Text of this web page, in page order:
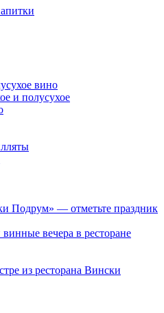
вино
и полусухое
Подрум» — отметьте праздник
вечера в ресторане
из ресторана Вински